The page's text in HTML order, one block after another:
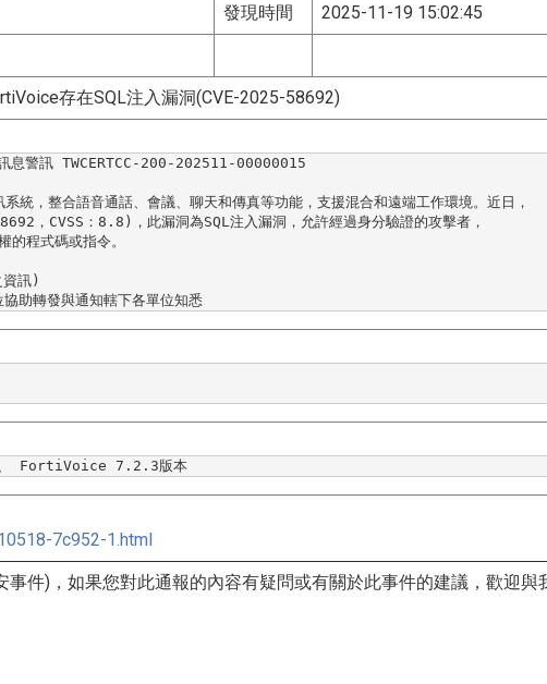
發現時間 2025-11-19 15:02:45
存在SQL注入漏洞(CVE-2025-58692)
息警訊 TWCERTCC-200-202511-00000015
統，整合語音通話、會議、聊天和傳真等功能， 支援混合和遠端工作環境。近日，
，CVSS：8.8)，此漏洞為SQL注入漏洞， 允許經過身分驗證的攻擊者，
的程式碼或指令。
訊)
協助轉發與通知轄下各單位知悉
、 FortiVoice 7.2.3版本
7c952-1.html
件)， 如果您對此通報的內容有疑問或有關於此事件的建議， 歡迎與